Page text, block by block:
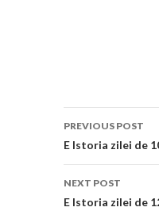
Post
PREVIOUS POST
E Istoria zilei de
NEXT POST
E Istoria zilei de